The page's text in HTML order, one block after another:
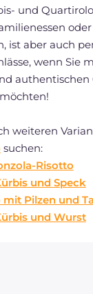
und
ist aber auch
wenn Sie
authentischen
weiteren
suchen:
Risotto
und Speck
Pilzen und
und Wurst